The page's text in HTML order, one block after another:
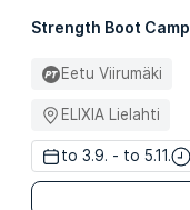
Strength Boot Camp
Eetu Viirumäki
ELIXIA Lielahti
to 3.9. - to 5.11.